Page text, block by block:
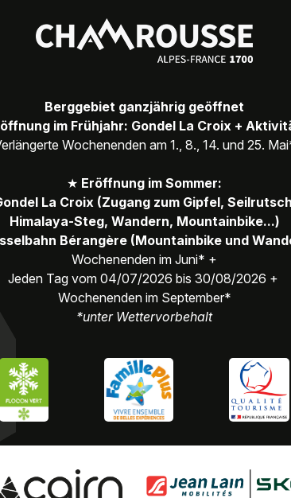
Berggebiet ganzjährig geöffnet
im Frühjahr: Gondel La Croix +
Wochenenden am 1., 8., 14. und 25.
★ Eröffnung im Sommer:
La Croix (Zugang zum Gipfel,
Himalaya-Steg, Wandern, Mountainbike...)
Bérangère (Mountainbike und
Wochenenden im Juni* +
Jeden Tag vom 04/07/2026 bis 30/08/2026 +
Wochenenden im September*
*unter Wettervorbehalt